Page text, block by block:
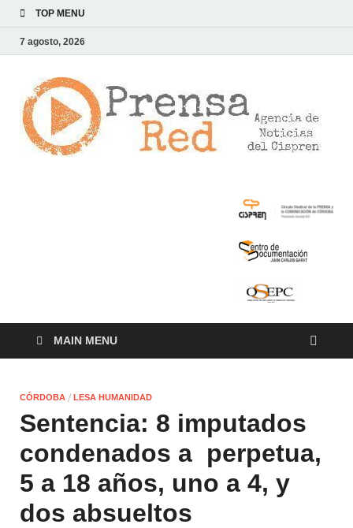
TOP MENU
7 agosto, 2026
MAIN MENU
CÓRDOBA / LESA HUMANIDAD
Sentencia: 8 imputados
condenados a perpetua,
5 a 18 años, uno a 4, y
dos absueltos